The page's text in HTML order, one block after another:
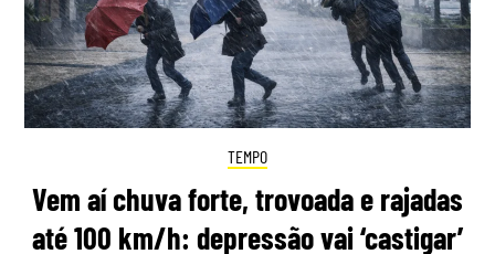
TEMPO
Vem aí chuva forte, trovoada e rajadas
até 100 km/h: depressão vai ‘castigar’